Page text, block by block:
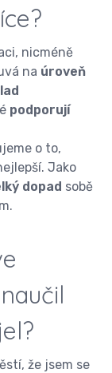
nicméně
na úroveň
podporují
o to,
Jako
dopad sobě
že jsem se